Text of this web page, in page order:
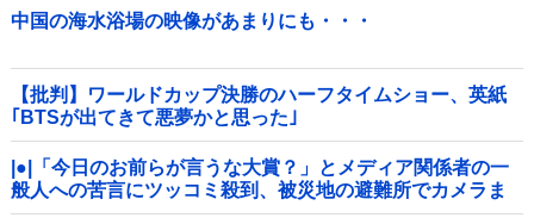
中国の海水浴場の映像があまりにも・・・
【批判】ワールドカップ決勝のハーフタイムショー、英紙
｢BTSが出てきて悪夢かと思った｣
|●|「今日のお前らが言うな大賞？」とメディア関係者の一
般人への苦言にツッコミ殺到、被災地の避難所でカメラま
わすのは……